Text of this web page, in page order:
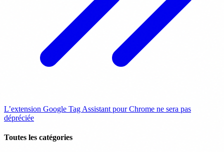
L’extension Google Tag Assistant pour Chrome ne sera pas
dépréciée
Toutes les catégories